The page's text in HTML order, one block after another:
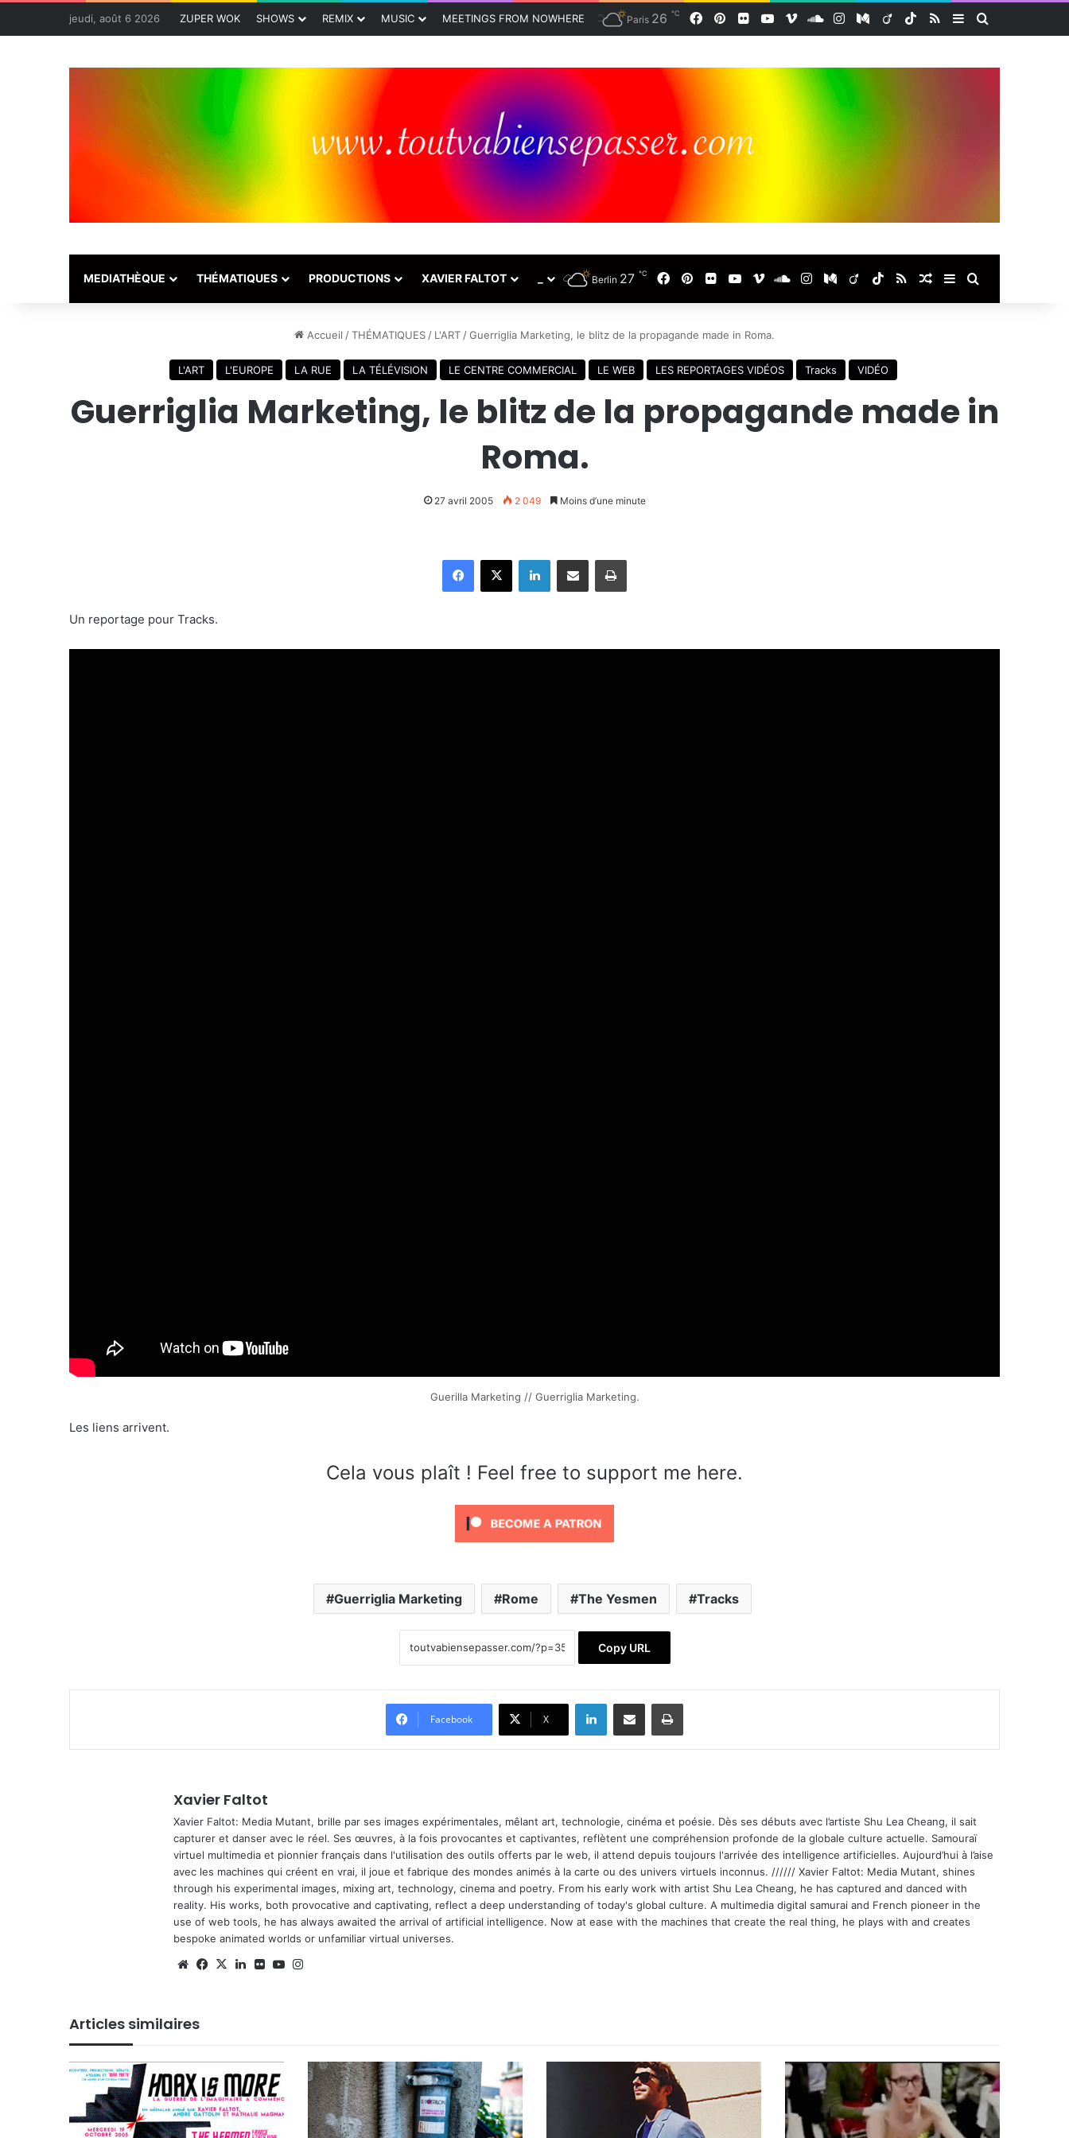
jeudi, août 6 2026 ZUPER WOK SHOWS REMIX MUSIC MEETINGS FROM NOWHERE Paris 26 ℃ Facebook
Pinterest
FlickrYouTube
VimeoSoundCloud
Instagram
Medium
ViadeoTikTok
RSSSidebar (barre
MEDIATHÈQUE THÉMATIQUES PRODUCTIONS XAVIER FALTOT Berlin 27 ℃ Facebook
Pinterest
FlickrYouTube
VimeoSoundCloud
Instagram
Medium
ViadeoTikTok
RSSArticle Aléatoire
Sidebar (barre
Accueil /THÉMATIQUES / L'ART /Guerriglia Marketing, le blitz de la propagande made in Roma.
L'ART L'EUROPE LA RUE LA TÉLÉVISION LE CENTRE COMMERCIAL LE WEB LES REPORTAGES VIDÉOS Tracks VIDÉO
Guerriglia Marketing, le blitz de la propagande made in
Roma.
27 avril 2005 2 049 Moins d’une minute
Facebook
X LinkedinPartager par email Imprimer
Un reportage pour Tracks.
Guerilla Marketing // Guerriglia Marketing.
Les liens arrivent.
Cela vous plaît ! Feel free to support me here.
Guerriglia Marketing Rome The Yesmen Tracks
Copy URL
Facebook X
LinkedinPartager par email Imprimer
Xavier Faltot
Xavier Faltot: Media Mutant, brille par ses images expérimentales, mêlant art, technologie, cinéma et poésie. Dès ses débuts avec l’artiste Shu Lea Cheang, il sait
capturer et danser avec le réel. Ses œuvres, à la fois provocantes et captivantes, reflètent une compréhension profonde de la globale culture actuelle. Samouraï
virtuel multimedia et pionnier français dans l'utilisation des outils offerts par le web, il attend depuis toujours l'arrivée des intelligence artificielles. Aujourd’hui à l’aise
avec les machines qui créent en vrai, il joue et fabrique des mondes animés à la carte ou des univers virtuels inconnus. ////// Xavier Faltot: Media Mutant, shines
through his experimental images, mixing art, technology, cinema and poetry. From his early work with artist Shu Lea Cheang, he has captured and danced with
reality. His works, both provocative and captivating, reflect a deep understanding of today's global culture. A multimedia digital samurai and French pioneer in the
use of web tools, he has always awaited the arrival of artificial intelligence. Now at ease with the machines that create the real thing, he plays with and creates
bespoke animated worlds or unfamiliar virtual universes.
WebsiteFacebook
X Linkedin
FlickrYouTube
Articles similaires